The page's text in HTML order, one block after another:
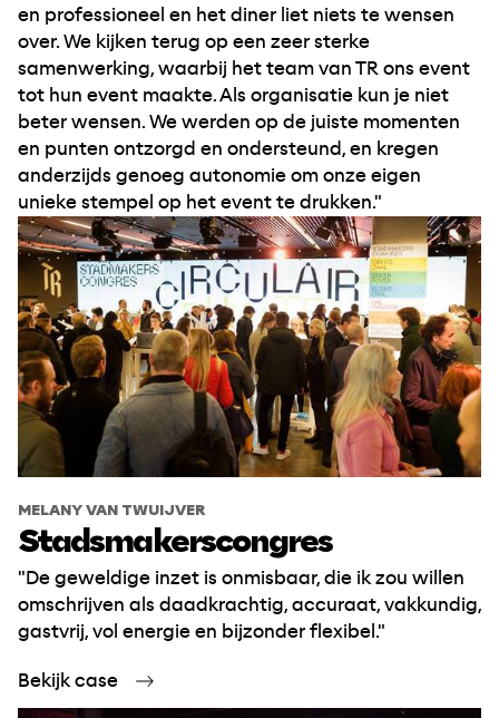
en professioneel en het diner liet niets te wensen
over. We kijken terug op een zeer sterke
samenwerking, waarbij het team van TR ons event
tot hun event maakte. Als organisatie kun je niet
beter wensen. We werden op de juiste momenten
en punten ontzorgd en ondersteund, en kregen
anderzijds genoeg autonomie om onze eigen
unieke stempel op het event te drukken."
MELANY VAN TWUIJVER
Stadsmakerscongres
"De geweldige inzet is onmisbaar, die ik zou willen
omschrijven als daadkrachtig, accuraat, vakkundig,
gastvrij, vol energie en bijzonder flexibel."
Bekijk case